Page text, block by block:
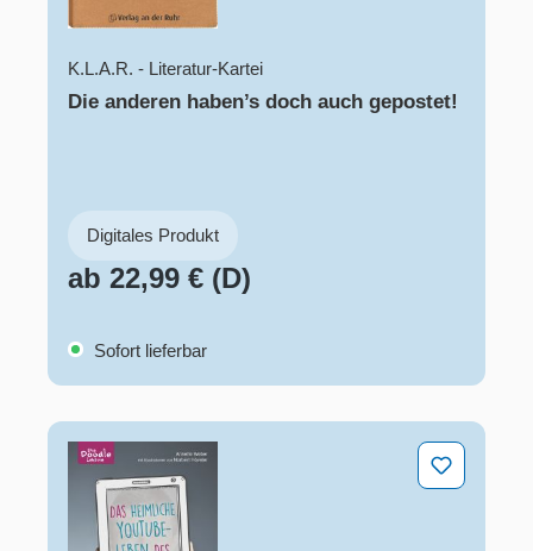
K.L.A.R. - Literatur-Kartei
Die anderen haben’s doch auch gepostet!
Digitales Produkt
ab 22,99 € (D)
Sofort lieferbar
Das heimliche YouTube-Leben des ChrysCrank